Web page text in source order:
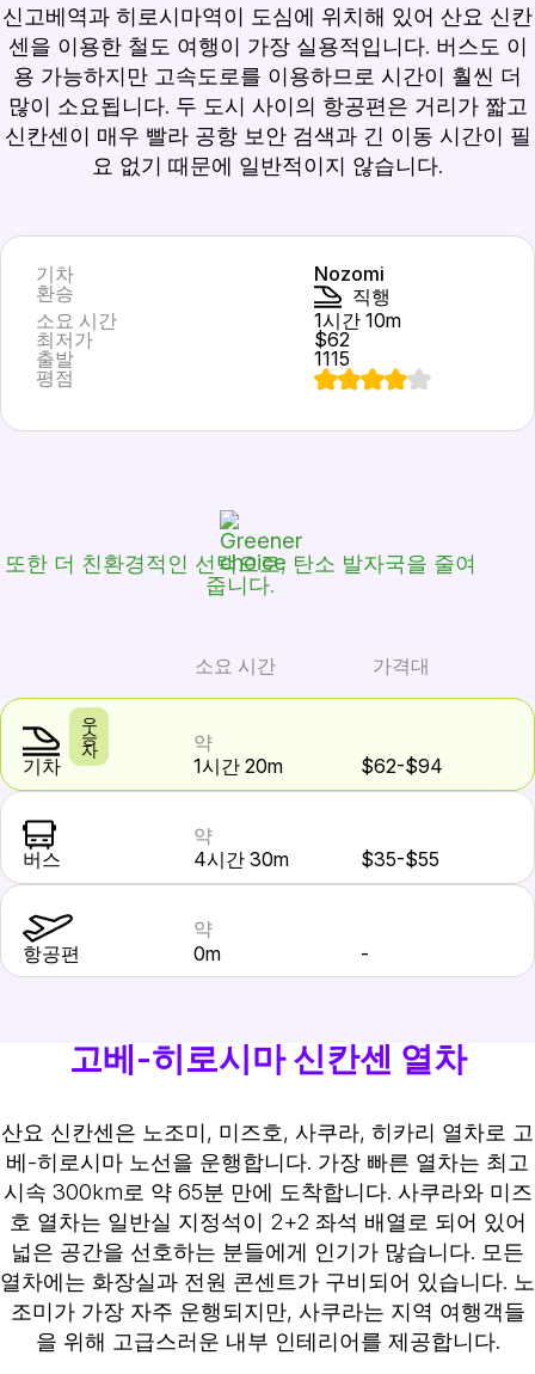
신고베역과 히로시마역이 도심에 위치해 있어 산요 신칸
센을 이용한 철도 여행이 가장 실용적입니다. 버스도 이
용 가능하지만 고속도로를 이용하므로 시간이 훨씬 더
많이 소요됩니다. 두 도시 사이의 항공편은 거리가 짧고
신칸센이 매우 빨라 공항 보안 검색과 긴 이동 시간이 필
요 없기 때문에 일반적이지 않습니다.
기차
Nozomi
환승
직행
소요 시간
1시간 10m
최저가
$62
출발
1115
평점
또한 더 친환경적인 선택으로, 탄소 발자국을 줄여
줍니다.
소요 시간 가격대
우
승
자
기차
약
1시간 20m
$62-$94
버스
약
4시간 30m
$35-$55
항공편
약
0m
-
고베-히로시마 신칸센 열차
산요 신칸센은 노조미, 미즈호, 사쿠라, 히카리 열차로 고
베-히로시마 노선을 운행합니다. 가장 빠른 열차는 최고
시속 300km로 약 65분 만에 도착합니다. 사쿠라와 미즈
호 열차는 일반실 지정석이 2+2 좌석 배열로 되어 있어
넓은 공간을 선호하는 분들에게 인기가 많습니다. 모든
열차에는 화장실과 전원 콘센트가 구비되어 있습니다. 노
조미가 가장 자주 운행되지만, 사쿠라는 지역 여행객들
을 위해 고급스러운 내부 인테리어를 제공합니다.